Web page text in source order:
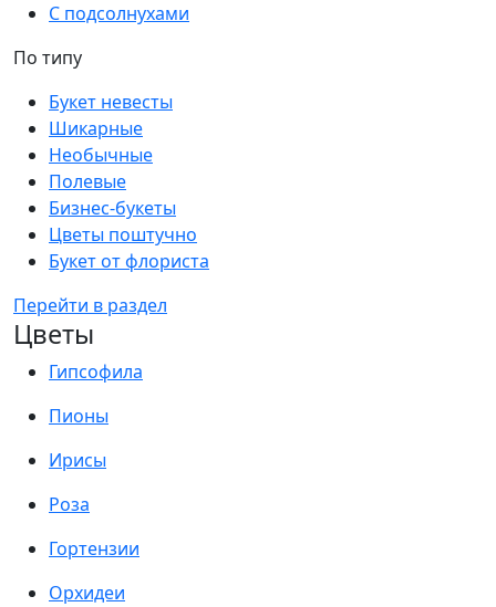
С подсолнухами
По типу
Букет невесты
Шикарные
Необычные
Полевые
Бизнес-букеты
Цветы поштучно
Букет от флориста
Перейти в раздел
Цветы
Гипсофила
Пионы
Ирисы
Роза
Гортензии
Орхидеи